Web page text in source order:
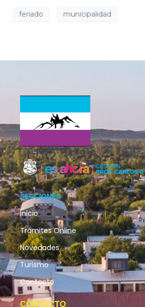
feriado municipalidad
SECCIONES
Inicio
Trámites Online
Novedades
Turismo
Contacto
CONTACTO